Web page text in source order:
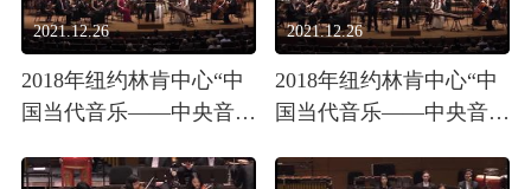
2021.12.26
2018年纽约林肯中心“中
国当代音乐——中央音乐
会”视频2
2021.12.26
2018年纽约林肯中心“中
国当代音乐——中央音乐
会”视频3